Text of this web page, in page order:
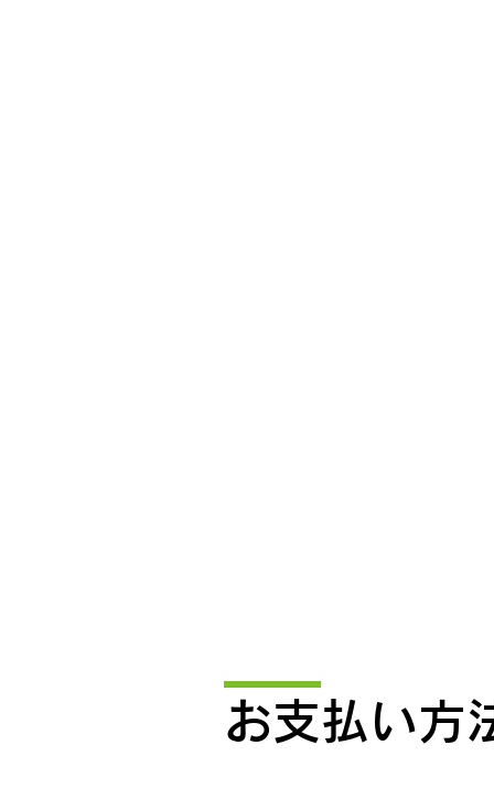
お支払い方